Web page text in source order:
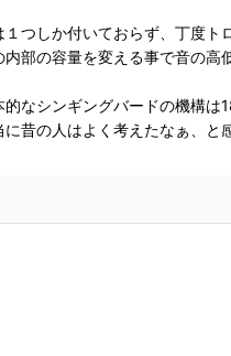
１つしか付いておらず、丁度ト
内部の容量を変える事で音の高
的なシンギングバードの機構は
に昔の人はよく考えたなぁ、と